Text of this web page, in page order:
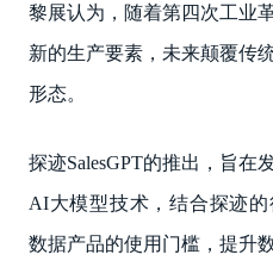
黎展认为，随着第四次工业
新的生产要素，未来颠覆传
形态。
探迹SalesGPT的推出，旨在
AI大模型技术，结合探迹
数据产品的使用门槛，提升